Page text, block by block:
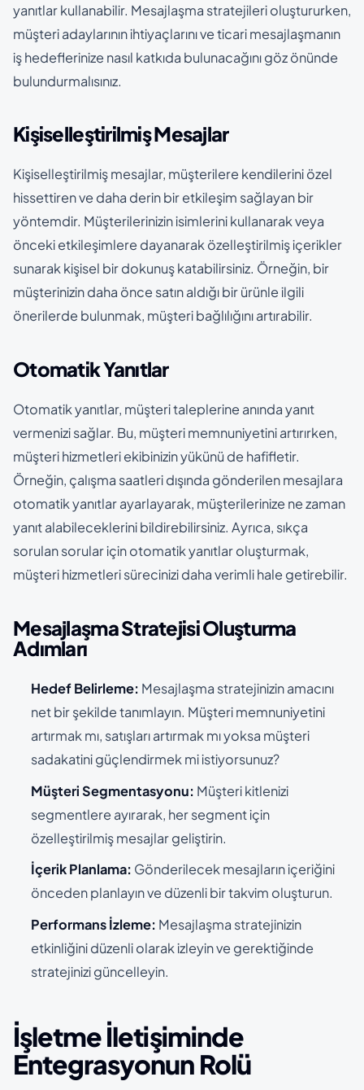
yanıtlar kullanabilir. Mesajlaşma stratejileri oluştururken,
müşteri adaylarının ihtiyaçlarını ve ticari mesajlaşmanın
iş hedeflerinize nasıl katkıda bulunacağını göz önünde
bulundurmalısınız.
Kişiselleştirilmiş Mesajlar
Kişiselleştirilmiş mesajlar, müşterilere kendilerini özel
hissettiren ve daha derin bir etkileşim sağlayan bir
yöntemdir. Müşterilerinizin isimlerini kullanarak veya
önceki etkileşimlere dayanarak özelleştirilmiş içerikler
sunarak kişisel bir dokunuş katabilirsiniz. Örneğin, bir
müşterinizin daha önce satın aldığı bir ürünle ilgili
önerilerde bulunmak, müşteri bağlılığını artırabilir.
Otomatik Yanıtlar
Otomatik yanıtlar, müşteri taleplerine anında yanıt
vermenizi sağlar. Bu, müşteri memnuniyetini artırırken,
müşteri hizmetleri ekibinizin yükünü de hafifletir.
Örneğin, çalışma saatleri dışında gönderilen mesajlara
otomatik yanıtlar ayarlayarak, müşterilerinize ne zaman
yanıt alabileceklerini bildirebilirsiniz. Ayrıca, sıkça
sorulan sorular için otomatik yanıtlar oluşturmak,
müşteri hizmetleri sürecinizi daha verimli hale getirebilir.
Mesajlaşma Stratejisi Oluşturma
Adımları
Hedef Belirleme: Mesajlaşma stratejinizin amacını
net bir şekilde tanımlayın. Müşteri memnuniyetini
artırmak mı, satışları artırmak mı yoksa müşteri
sadakatini güçlendirmek mi istiyorsunuz?
Müşteri Segmentasyonu: Müşteri kitlenizi
segmentlere ayırarak, her segment için
özelleştirilmiş mesajlar geliştirin.
İçerik Planlama: Gönderilecek mesajların içeriğini
önceden planlayın ve düzenli bir takvim oluşturun.
Performans İzleme: Mesajlaşma stratejinizin
etkinliğini düzenli olarak izleyin ve gerektiğinde
stratejinizi güncelleyin.
İşletme İletişiminde
Entegrasyonun Rolü